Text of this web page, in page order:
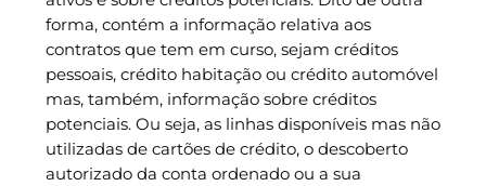
forma, contém a informação relativa aos
contratos que tem em curso, sejam créditos
pessoais, crédito habitação ou crédito automóvel
mas, também, informação sobre créditos
potenciais. Ou seja, as linhas disponíveis mas não
utilizadas de cartões de crédito, o descoberto
autorizado da conta ordenado ou a sua